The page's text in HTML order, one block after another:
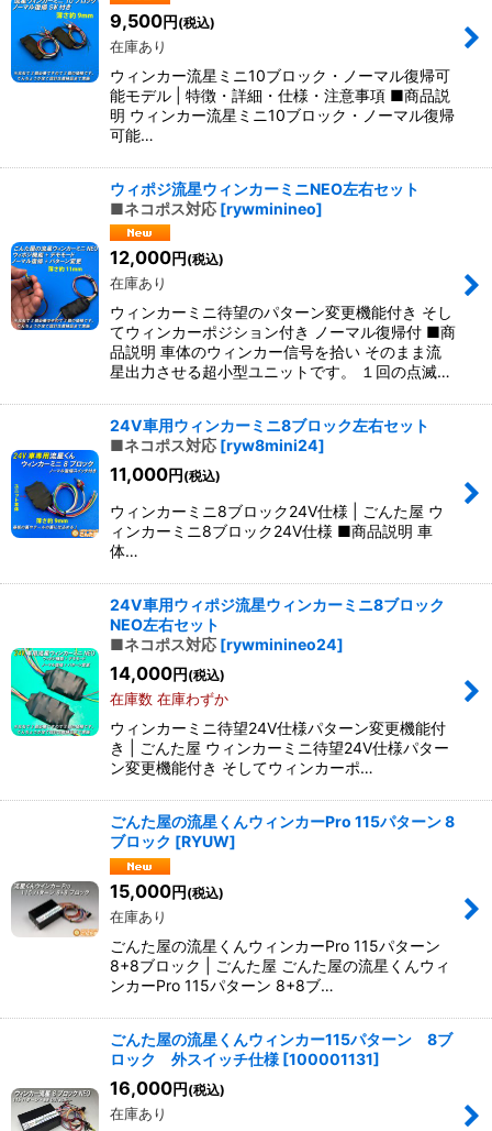
9,500円(税込)
在庫あり
ウィンカー流星ミニ10ブロック・ノーマル復帰可
能モデル | 特徴・詳細・仕様・注意事項 ■商品説
明 ウィンカー流星ミニ10ブロック・ノーマル復帰
可能…
ウィポジ流星ウィンカーミニNEO左右セット
■ネコポス対応 [rywminineo]
12,000円 (税込)
在庫あり
ウィンカーミニ待望のパターン変更機能付き そし
てウィンカーポジション付き ノーマル復帰付 ■商
品説明 車体のウィンカー信号を拾い そのまま流
星出力させる超小型ユニットです。 １回の点滅…
24V車用ウィンカーミニ8ブロック左右セット
■ネコポス対応 [ryw8mini24]
11,000円 (税込)
ウィンカーミニ8ブロック24V仕様 | ごんた屋 ウ
ィンカーミニ8ブロック24V仕様 ■商品説明 車
体…
24V車用ウィポジ流星ウィンカーミニ8ブロック
NEO左右セット
■ネコポス対応 [rywminineo24]
14,000円 (税込)
在庫数 在庫わずか
ウィンカーミニ待望24V仕様パターン変更機能付
き | ごんた屋 ウィンカーミニ待望24V仕様パター
ン変更機能付き そしてウィンカーポ…
ごんた屋の流星くんウィンカーPro 115パターン 8
ブロック [RYUW]
15,000円 (税込)
在庫あり
ごんた屋の流星くんウィンカーPro 115パターン
8+8ブロック | ごんた屋 ごんた屋の流星くんウィ
ンカーPro 115パターン 8+8ブ…
ごんた屋の流星くんウィンカー115パターン 8ブ
ロック 外スイッチ仕様 [100001131]
16,000円 (税込)
在庫あり